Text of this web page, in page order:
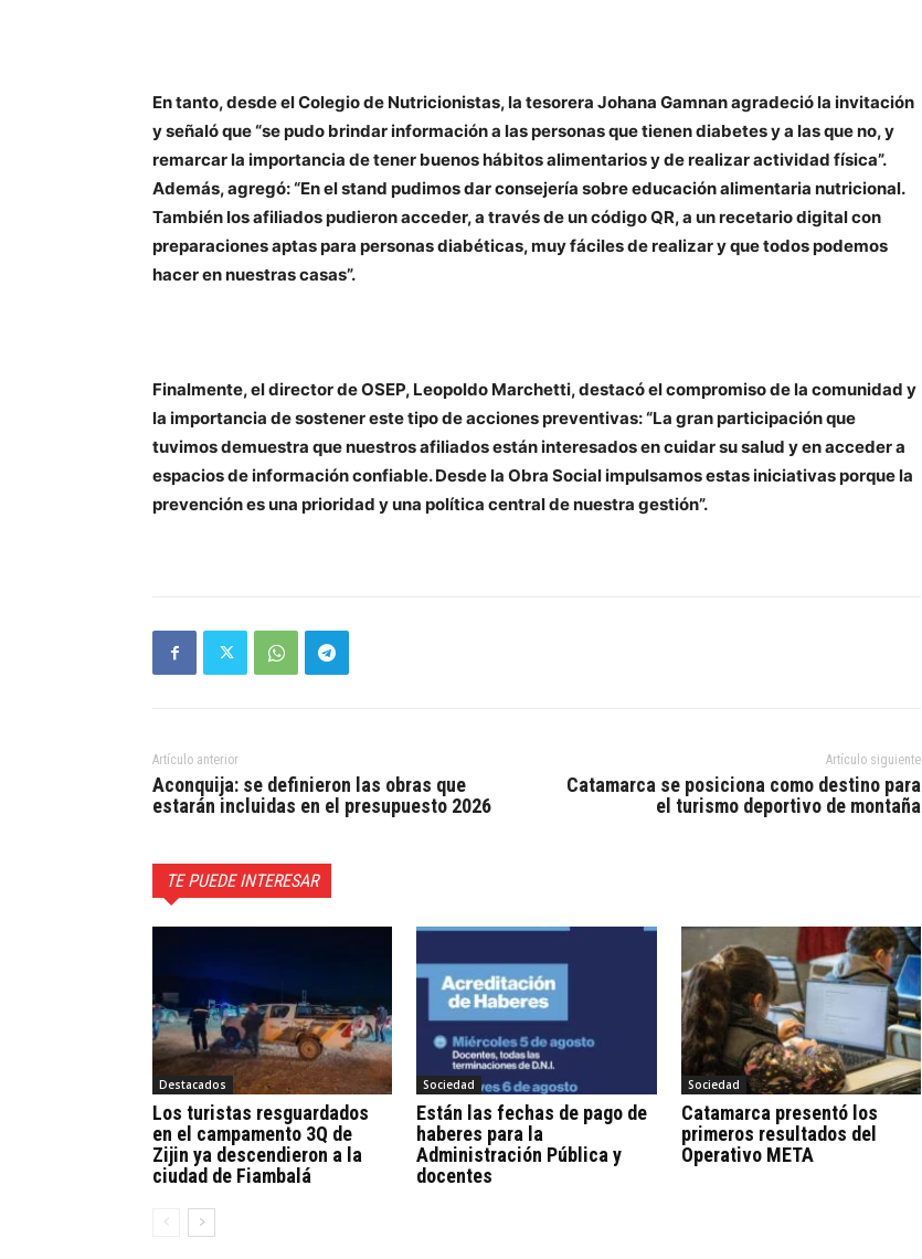
En tanto, desde el Colegio de Nutricionistas, la tesorera Johana Gamnan agradeció la invitación
y señaló que “se pudo brindar información a las personas que tienen diabetes y a las que no, y
remarcar la importancia de tener buenos hábitos alimentarios y de realizar actividad física”.
Además, agregó: “En el stand pudimos dar consejería sobre educación alimentaria nutricional.
También los afiliados pudieron acceder, a través de un código QR, a un recetario digital con
preparaciones aptas para personas diabéticas, muy fáciles de realizar y que todos podemos
hacer en nuestras casas”.
Finalmente, el director de OSEP, Leopoldo Marchetti, destacó el compromiso de la comunidad y
la importancia de sostener este tipo de acciones preventivas: “La gran participación que
tuvimos demuestra que nuestros afiliados están interesados en cuidar su salud y en acceder a
espacios de información confiable. Desde la Obra Social impulsamos estas iniciativas porque la
prevención es una prioridad y una política central de nuestra gestión”.
Artículo anterior
Aconquija: se definieron las obras que
estarán incluidas en el presupuesto 2026
Artículo siguiente
Catamarca se posiciona como destino para
el turismo deportivo de montaña
TE PUEDE INTERESAR
Destacados
Los turistas resguardados
en el campamento 3Q de
Zijin ya descendieron a la
ciudad de Fiambalá
Sociedad
Están las fechas de pago de
haberes para la
Administración Pública y
docentes
Sociedad
Catamarca presentó los
primeros resultados del
Operativo META